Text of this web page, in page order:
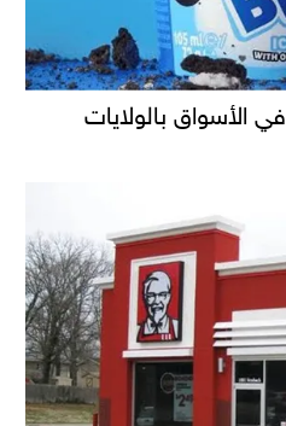
أوريو تُطلق Oreo Bites في الأسواق بالولايات